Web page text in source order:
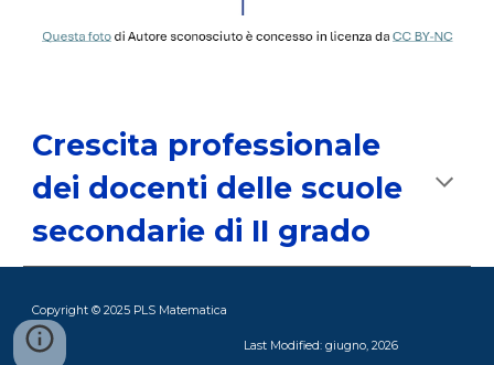
Crescita professionale
dei docenti delle scuole
secondarie di II grado
Copyright © 2025 PLS Matematica
Last Modified: giugno, 2026